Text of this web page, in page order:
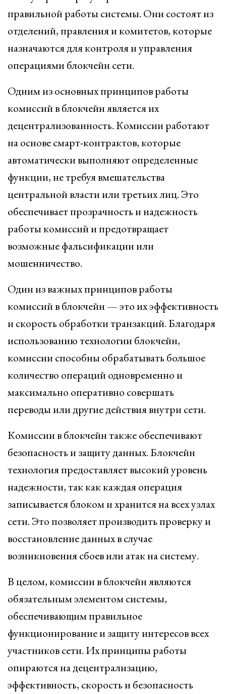
правильной работы системы. Они состоят из
отделений, правления и комитетов, которые
назначаются для контроля и управления
операциями блокчейн сети.
Одним из основных принципов работы
комиссий в блокчейн является их
децентрализованность. Комиссии работают
на основе смарт-контрактов, которые
автоматически выполняют определенные
функции, не требуя вмешательства
центральной власти или третьих лиц. Это
обеспечивает прозрачность и надежность
работы комиссий и предотвращает
возможные фальсификации или
мошенничество.
Один из важных принципов работы
комиссий в блокчейн — это их эффективность
и скорость обработки транзакций. Благодаря
использованию технологии блокчейн,
комиссии способны обрабатывать большое
количество операций одновременно и
максимально оперативно совершать
переводы или другие действия внутри сети.
Комиссии в блокчейн также обеспечивают
безопасность и защиту данных. Блокчейн
технология предоставляет высокий уровень
надежности, так как каждая операция
записывается блоком и хранится на всех узлах
сети. Это позволяет производить проверку и
восстановление данных в случае
возникновения сбоев или атак на систему.
В целом, комиссии в блокчейн являются
обязательным элементом системы,
обеспечивающим правильное
функционирование и защиту интересов всех
участников сети. Их принципы работы
опираются на децентрализацию,
эффективность, скорость и безопасность